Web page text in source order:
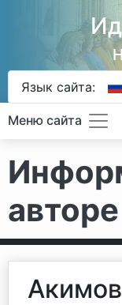
Язык сайта:
Меню сайта
авторе